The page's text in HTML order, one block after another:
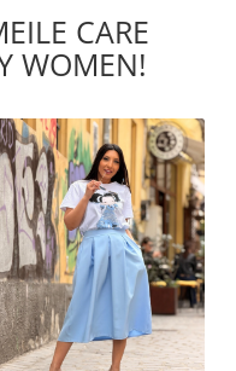
CARE
WOMEN!